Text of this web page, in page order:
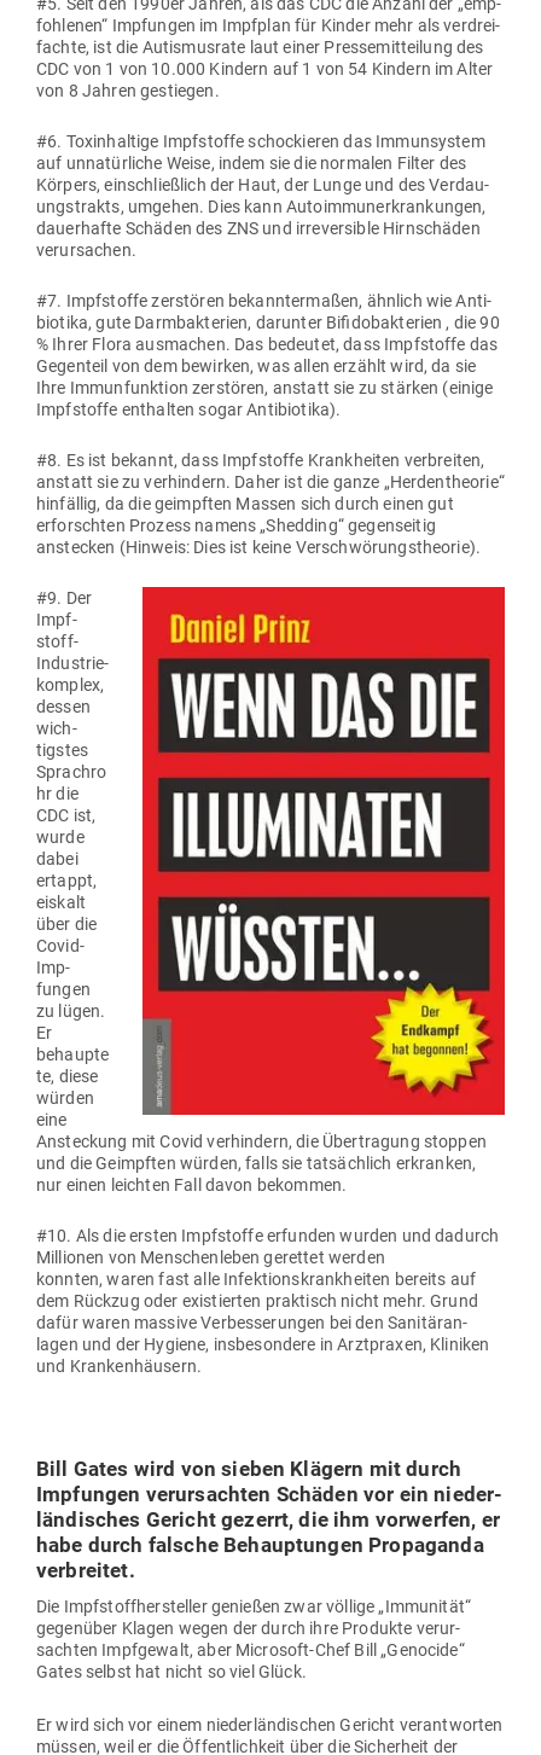
foh­lenen“ Imp­fungen im Impfplan für Kinder mehr als ver­drei­
fachte, ist die Autis­musrate laut einer Pres­se­mit­teilung des
CDC von 1 von 10.000 Kindern auf 1 von 54 Kindern im Alter
von 8 Jahren gestiegen.
#6. Toxin­haltige Impf­stoffe scho­ckieren das Immun­system
auf unna­tür­liche Weise, indem sie die nor­malen Filter des
Körpers, ein­schließlich der Haut, der Lunge und des Ver­dau­
ungs­trakts, umgehen. Dies kann Auto­im­mun­erkran­kungen,
dau­er­hafte Schäden des ZNS und irrever­sible Hirn­schäden
verursachen.
#7. Impf­stoffe zer­stören bekann­ter­maßen, ähnlich wie Anti­
biotika, gute Darm­bak­terien, dar­unter Bifi­do­bak­terien , die 90
% Ihrer Flora aus­machen. Das bedeutet, dass Impf­stoffe das
Gegenteil von dem bewirken, was allen erzählt wird, da sie
Ihre Immun­funktion zer­stören, anstatt sie zu stärken (einige
Impf­stoffe ent­halten sogar Antibiotika).
#8. Es ist bekannt, dass Impf­stoffe Krank­heiten ver­breiten,
anstatt sie zu ver­hindern. Daher ist die ganze „Her­d­en­theorie“
hin­fällig, da die geimpften Massen sich durch einen gut
erforschten Prozess namens „Shedding“ gegen­seitig
anstecken (Hinweis: Dies ist keine Verschwörungstheorie).
#9. Der
Impf­
stoff-
Indus­trie­
komplex,
dessen
wich­
tigstes
Sprachro
hr die
CDC ist,
wurde
dabei
ertappt,
eiskalt
über die
Covid-
Imp­
fungen
zu lügen.
Er
behaupte
te, diese
würden
eine
Anste­ckung mit Covid ver­hindern, die Über­tragung stoppen
und die Geimpften würden, falls sie tat­sächlich erkranken,
nur einen leichten Fall davon bekommen.
#10. Als die ersten Impf­stoffe erfunden wurden und dadurch
Mil­lionen von Men­schen­leben gerettet werden
konnten, waren fast alle Infek­ti­ons­krank­heiten bereits auf
dem Rückzug oder exis­tierten prak­tisch nicht mehr. Grund
dafür waren massive Ver­bes­se­rungen bei den Sani­tär­an­
lagen und der Hygiene, ins­be­sondere in Arzt­praxen, Kli­niken
und Krankenhäusern.
Bill Gates wird von sieben Klägern mit durch
Imp­fungen ver­ur­sachten Schäden vor ein nie­der­
län­di­sches Gericht gezerrt, die ihm vor­werfen, er
habe durch falsche Behaup­tungen Pro­pa­ganda
verbreitet.
Die Impf­stoff­her­steller genießen zwar völlige „Immu­nität“
gegenüber Klagen wegen der durch ihre Pro­dukte ver­ur­
sachten Impf­gewalt, aber Microsoft-Chef Bill „Genocide“
Gates selbst hat nicht so viel Glück.
Er wird sich vor einem nie­der­län­di­schen Gericht ver­ant­worten
müssen, weil er die Öffent­lichkeit über die Sicherheit der